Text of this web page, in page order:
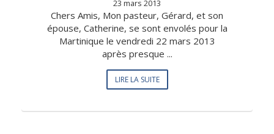
23 mars 2013
Chers Amis, Mon pasteur, Gérard, et son
épouse, Catherine, se sont envolés pour la
Martinique le vendredi 22 mars 2013
après presque ...
LIRE LA SUITE